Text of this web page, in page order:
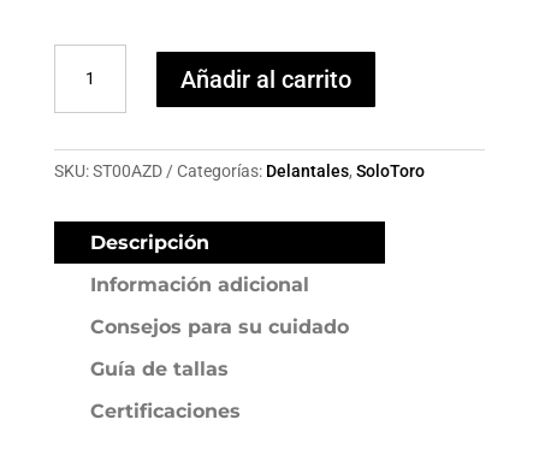
unisex
SoloToro
en
cantidad
Añadir al carrito
SKU:ST00AZD Categorías: Delantales, SoloToro
Descripción
Información adicional
Consejos para su cuidado
Guía de tallas
Certificaciones